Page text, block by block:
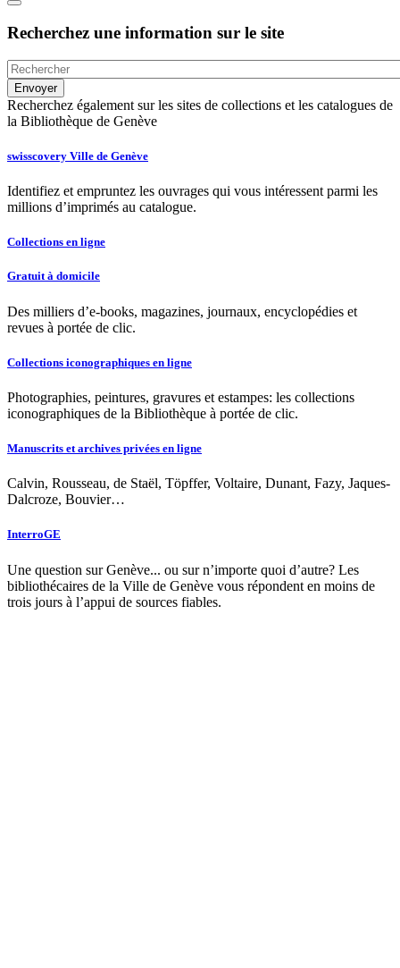
Recherchez une information sur le site
Recherchez également sur les sites de collections et les catalogues de
la Bibliothèque de Genève
swisscovery Ville de Genève
Identifiez et empruntez les ouvrages qui vous intéressent parmi les
millions d’imprimés au catalogue.
Collections en ligne
Gratuit à domicile
Des milliers d’e-books, magazines, journaux, encyclopédies et
revues à portée de clic.
Collections iconographiques en ligne
Photographies, peintures, gravures et estampes: les collections
iconographiques de la Bibliothèque à portée de clic.
Manuscrits et archives privées en ligne
Calvin, Rousseau, de Staël, Töpffer, Voltaire, Dunant, Fazy, Jaques-
Dalcroze, Bouvier…
InterroGE
Une question sur Genève... ou sur n’importe quoi d’autre? Les
bibliothécaires de la Ville de Genève vous répondent en moins de
trois jours à l’appui de sources fiables.